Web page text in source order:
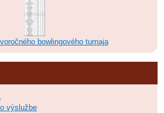
bowlingového turnaja
výslužbe